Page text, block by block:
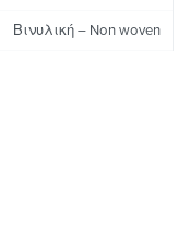
Βινυλική – Non woven